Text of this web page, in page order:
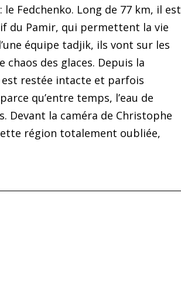
Fedchenko. Long de 77 km, il est
du Pamir, qui permettent la vie
équipe tadjik, ils vont sur les
des glaces. Depuis la
est restée intacte et parfois
qu’entre temps, l’eau de
Devant la caméra de Christophe
région totalement oubliée,